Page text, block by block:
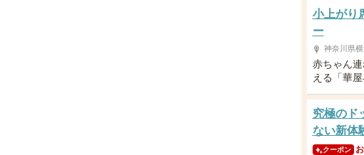
小上がり
ー
神奈川県
赤ちゃん
える「華屋
究極のド
ない新体
クーポン